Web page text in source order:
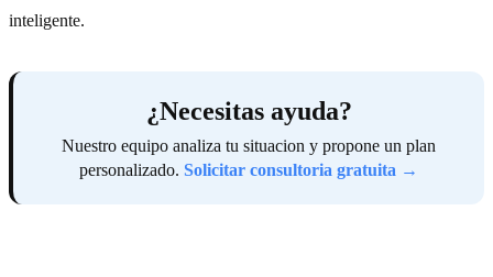
inteligente.
¿Necesitas ayuda?
Nuestro equipo analiza tu situacion y propone un plan
personalizado. Solicitar consultoria gratuita →